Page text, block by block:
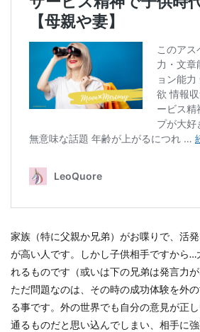
家族（特に父親か兄弟）がお喋りで、活
が高い人です。しかし子供相手ですから…
れるものです（或いは下の兄弟は発言力が
ただ問題なのは、その時の成功体験を外
る事です。外の世界でも自分の意見が正
通るものだと思い込んでしまい、相手に